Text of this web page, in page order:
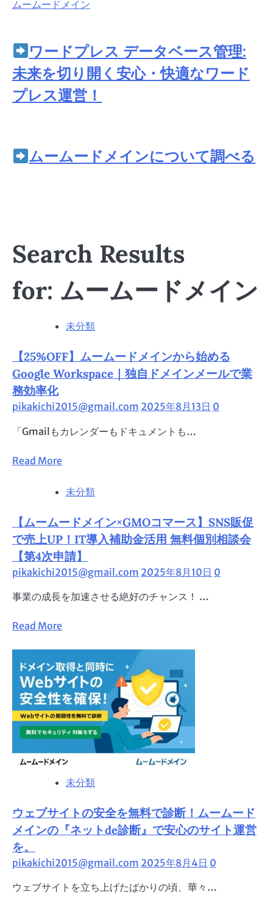
ムームードメイン
ワードプレス データベース管理:
未来を切り開く安心・快適なワード
プレス運営！
ムームードメインについて調べる
Search Results
for: ムームードメイン
未分類
【25%OFF】ムームードメインから始める
Google Workspace｜独自ドメインメールで業
務効率化
pikakichi2015@gmail.com 2025年8月13日 0
「Gmailもカレンダーもドキュメントも…
Read MoreRead
about
ム
ー
ム
ー
ド
メ
イ
ら
始
め
る
Google
Workspace
｜
独
自
ド
イ
ン
ル
で
未分類
【ムームードメイン×GMOコマース】SNS販促
で売上UP！IT導入補助金活用 無料個別相談会
【第4次申請】
pikakichi2015@gmail.com 2025年8月10日 0
事業の成長を加速させる絶好のチャンス！ …
Read MoreRead
【ム
ー
ム
ー
ド
メ
イ
×GMO
マ
ー
SNS
促
未分類
ウェブサイトの安全を無料で診断！ムームード
メインの『ネットde診断』で安心のサイト運営
を。
pikakichi2015@gmail.com 2025年8月4日 0
ウェブサイトを立ち上げたばかりの頃、華々…